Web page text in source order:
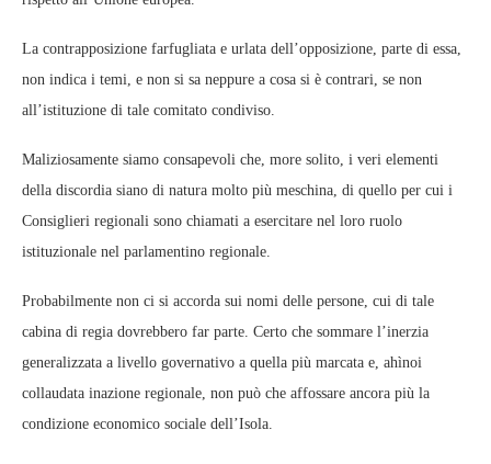
La contrapposizione farfugliata e urlata dell’opposizione, parte di essa,
non indica i temi, e non si sa neppure a cosa si è contrari, se non
all’istituzione di tale comitato condiviso.
Maliziosamente siamo consapevoli che, more solito, i veri elementi
della discordia siano di natura molto più meschina, di quello per cui i
Consiglieri regionali sono chiamati a esercitare nel loro ruolo
istituzionale nel parlamentino regionale.
Probabilmente non ci si accorda sui nomi delle persone, cui di tale
cabina di regia dovrebbero far parte. Certo che sommare l’inerzia
generalizzata a livello governativo a quella più marcata e, ahìnoi
collaudata inazione regionale, non può che affossare ancora più la
condizione economico sociale dell’Isola.